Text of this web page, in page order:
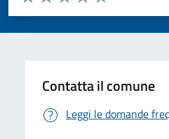
Valuta 5 stelle
Valuta 4 stelle su 5
Valuta 3 stelle su 5
Valuta 2 stelle su 5
Valuta 1 stelle su 5
Contatta il comune
Leggi le domande